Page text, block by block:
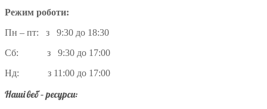
Режим роботи:
Пн – пт: з 9:30 до 18:30
Сб: з 9:30 до 17:00
Нд: з 11:00 до 17:00
Наші веб – ресурси: